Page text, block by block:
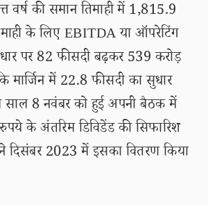
वर्ष की समान तिमाही में 1,815.9
के लिए EBITDA या ऑपरेटिंग
पर 82 फीसदी बढ़कर 539 करोड़
मार्जिन में 22.8 फीसदी का सुधार
साल 8 नवंबर को हुई अपनी बैठक में
के अंतरिम डिविडेंड की सिफारिश
दिसंबर 2023 में इसका वितरण किया